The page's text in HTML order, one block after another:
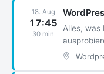
18. Aug
17:45
30 min
Alles, was